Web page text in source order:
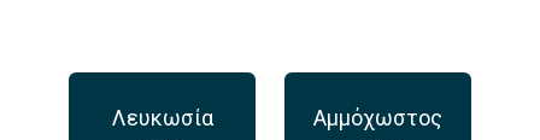
Λευκωσία Αμμόχωστος